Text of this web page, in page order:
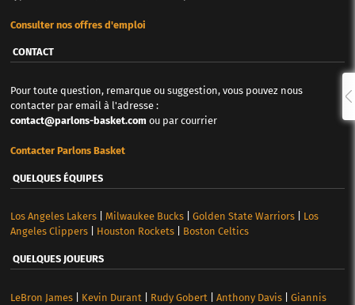
Consulter nos offres d'emploi
CONTACT
Pour toute question, remarque ou suggestion, vous pouvez nous
contacter par email à l'adresse :
contact@parlons-basket.com ou par courrier
Contacter Parlons Basket
QUELQUES ÉQUIPES
Los Angeles Lakers| Milwaukee Bucks| Golden State Warriors| Los
Angeles Clippers| Houston Rockets| Boston Celtics
QUELQUES JOUEURS
LeBron James| Kevin Durant Rudy Gobert Anthony Davis| Giannis